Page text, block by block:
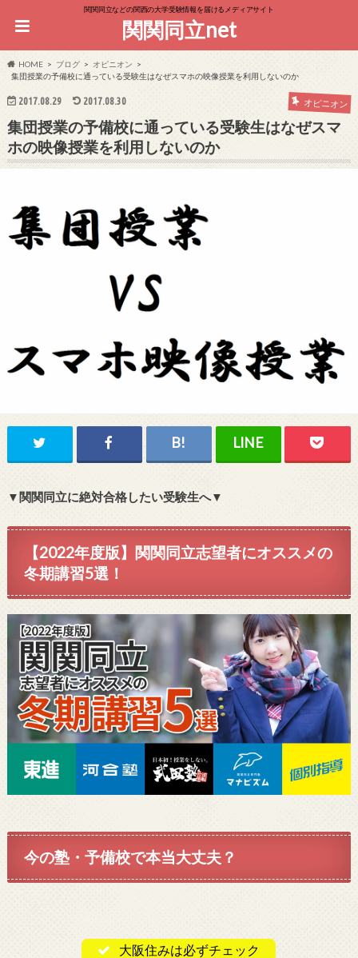
関関同立などの関西の大学受験情報を届けるメディアサイト
関関同立net
HOME ブログ
オピニオン
集団授業の予備校に通っている受験生はなぜスマホの映像授業を利用しないのか
2017.08.29 2017.08.30 オピニオン
集団授業の予備校に通っている受験生はなぜスマ
ホの映像授業を利用しないのか
▼関関同立に絶対合格したい受験生へ▼
【2022年度版】関関同立志望者にオススメの
冬期講習5選！
今の塾・予備校で本当大丈夫？
大阪住みは必ずチェック